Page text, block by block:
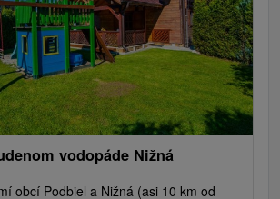
vodopáde Nižná
obcí Podbiel a Nižná (asi 10 km od